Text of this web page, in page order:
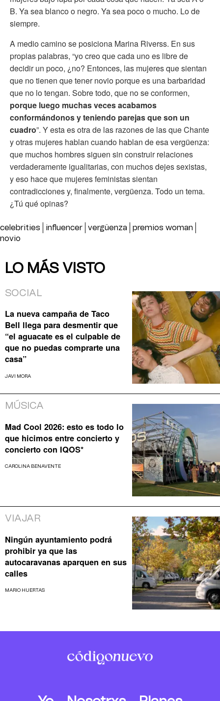
B. Ya sea blanco o negro. Ya sea poco o mucho. Lo de
siempre.
A medio camino se posiciona Marina Riverss. En sus
propias palabras, “yo creo que cada uno es libre de
decidir un poco, ¿no? Entonces, las mujeres que sientan
que no tienen que tener novio porque es una barbaridad
que no lo tengan. Sobre todo, que no se conformen,
porque luego muchas veces acabamos
conformándonos y teniendo parejas que son un
cuadro”. Y esta es otra de las razones de las que Chante
y otras mujeres hablan cuando hablan de esa vergüenza:
que muchos hombres siguen sin construir relaciones
verdaderamente igualitarias, con muchos dejes sexistas,
y eso hace que mujeres feministas sientan
contradicciones y, finalmente, vergüenza. Todo un tema.
¿Tú qué opinas?
celebrities influencer vergüenza
premios woman
novio
LO MÁS VISTO
SOCIAL
La nueva campaña de Taco
Bell llega para desmentir que
“el aguacate es el culpable de
que no puedas comprarte una
casa”
JAVI MORA
MÚSICA
Mad Cool 2026: esto es todo lo
que hicimos entre concierto y
concierto con IQOS*
CAROLINA BENAVENTE
VIAJAR
Ningún ayuntamiento podrá
prohibir ya que las
autocaravanas aparquen en sus
calles
MARIO HUERTAS